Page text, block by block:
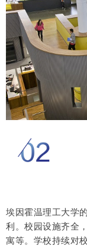
埃因霍温理工大学
利。校园设施齐全
寓等。学校持续对